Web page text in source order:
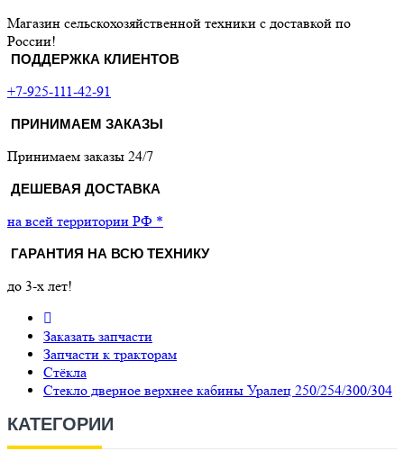
Магазин сельскохозяйственной техники с доставкой по
России!
ПОДДЕРЖКА КЛИЕНТОВ
+7-925-111-42-91
ПРИНИМАЕМ ЗАКАЗЫ
Принимаем заказы 24/7
ДЕШЕВАЯ ДОСТАВКА
на всей территории РФ *
ГАРАНТИЯ НА ВСЮ ТЕХНИКУ
до 3-х лет!
Заказать запчасти
Запчасти к тракторам
Стёкла
Стекло дверное верхнее кабины Уралец 250/254/300/304
КАТЕГОРИИ